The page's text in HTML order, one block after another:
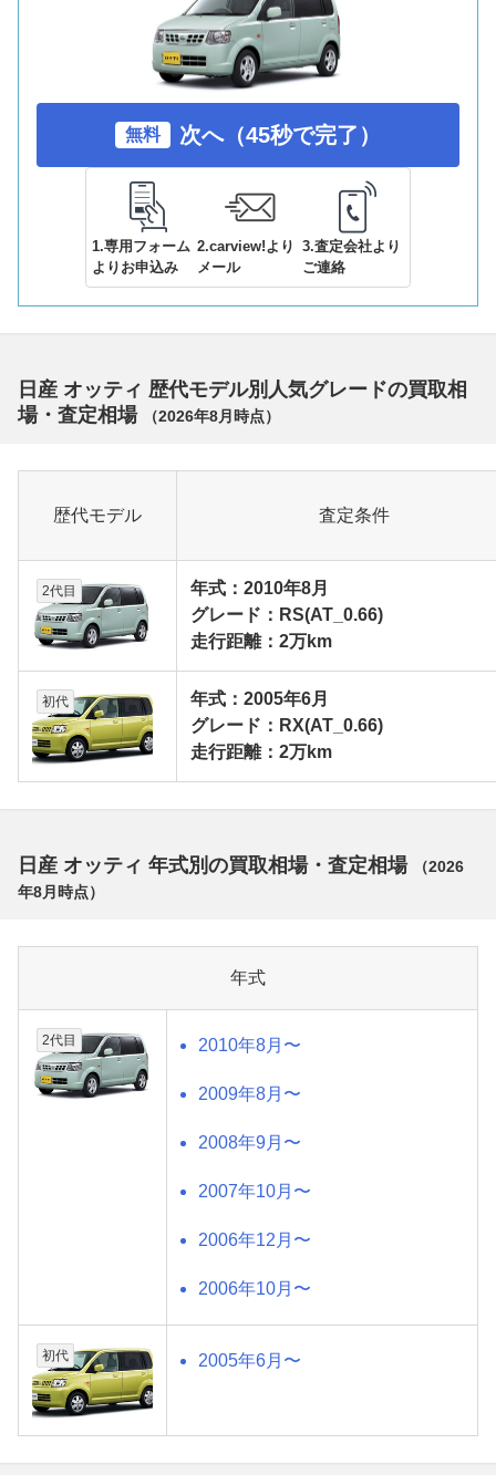
無料 次へ（45秒で完了）
1.専用フォーム
よりお申込み
2.carview!より
メール
3.査定会社より
ご連絡
日産 オッティ 歴代モデル別人気グレードの買取相
場・査定相場
（2026年8月 時点）
歴代モデル 査定条件
2代目
年式：2010年8月
グレード：RS(AT_0.66)
走行距離：2万km
初代
年式：2005年6月
グレード：RX(AT_0.66)
走行距離：2万km
日産 オッティ 年式別の買取相場・査定相場 （2026
年8月 時点）
年式
2代目 2010年8月〜
2009年8月〜
2008年9月〜
2007年10月〜
2006年12月〜
2006年10月〜
初代 2005年6月〜